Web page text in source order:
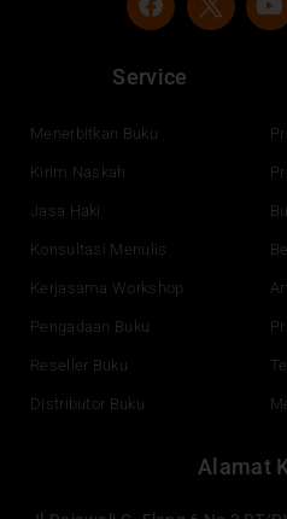
a
e
b
o
o
e
Service
Menerbitkan Buku
Kirim Naskah
Jasa Haki
Konsultasi Menulis
Kerjasama Workshop
Pengadaan Buku
Reseller Buku
Distributor Buku
Alamat